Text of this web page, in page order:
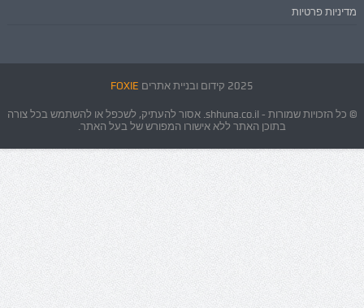
מדיניות פרטיות
2025 קידום ובניית אתרים FOXIE
© כל הזכויות שמורות - shhuna.co.il. אסור להעתיק, לשכפל או להשתמש בכל צורה
בתוכן האתר ללא אישורו המפורש של בעל האתר.